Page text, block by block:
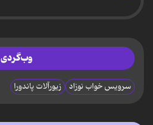
وب‌گردی
سرویس خواب نوزاد زیورآلات پاندورا